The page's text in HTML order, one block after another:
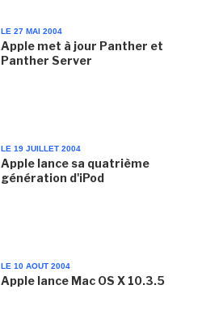
LE 27 MAI 2004
Apple met à jour Panther et
Panther Server
LE 19 JUILLET 2004
Apple lance sa quatrième
génération d'iPod
LE 10 AOUT 2004
Apple lance Mac OS X 10.3.5